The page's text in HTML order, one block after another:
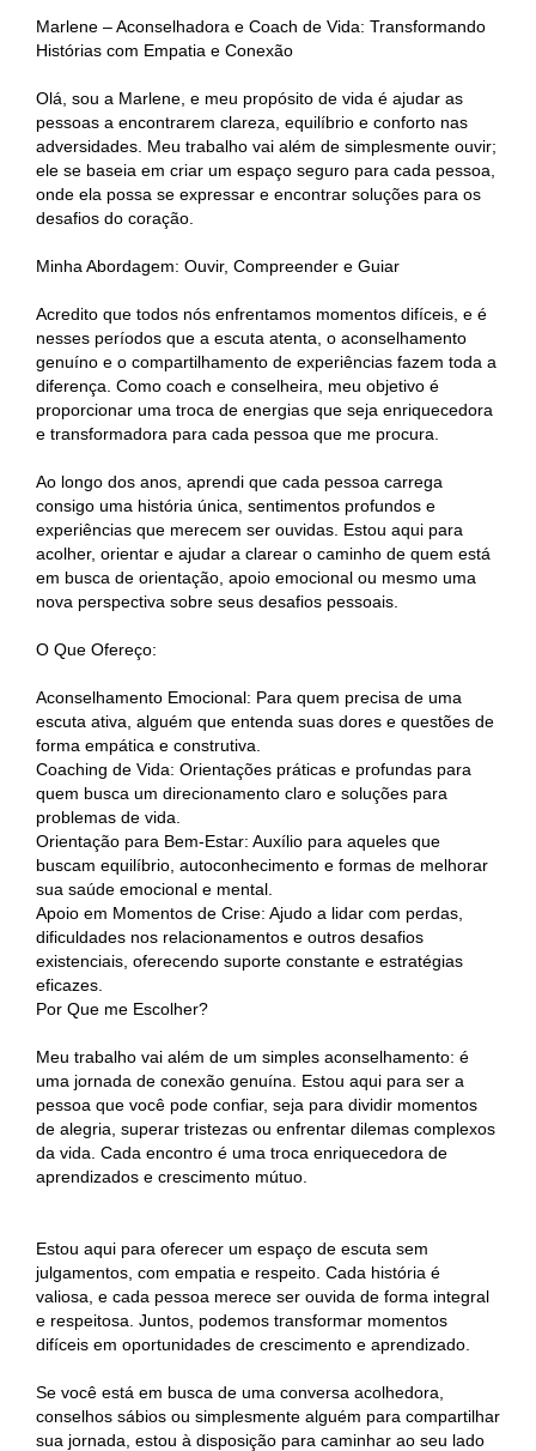
Marlene – Aconselhadora e Coach de Vida: Transformando
Histórias com Empatia e Conexão
Olá, sou a Marlene, e meu propósito de vida é ajudar as
pessoas a encontrarem clareza, equilíbrio e conforto nas
adversidades. Meu trabalho vai além de simplesmente ouvir;
ele se baseia em criar um espaço seguro para cada pessoa,
onde ela possa se expressar e encontrar soluções para os
desafios do coração.
Minha Abordagem: Ouvir, Compreender e Guiar
Acredito que todos nós enfrentamos momentos difíceis, e é
nesses períodos que a escuta atenta, o aconselhamento
genuíno e o compartilhamento de experiências fazem toda a
diferença. Como coach e conselheira, meu objetivo é
proporcionar uma troca de energias que seja enriquecedora
e transformadora para cada pessoa que me procura.
Ao longo dos anos, aprendi que cada pessoa carrega
consigo uma história única, sentimentos profundos e
experiências que merecem ser ouvidas. Estou aqui para
acolher, orientar e ajudar a clarear o caminho de quem está
em busca de orientação, apoio emocional ou mesmo uma
nova perspectiva sobre seus desafios pessoais.
O Que Ofereço:
Aconselhamento Emocional: Para quem precisa de uma
escuta ativa, alguém que entenda suas dores e questões de
forma empática e construtiva.
Coaching de Vida: Orientações práticas e profundas para
quem busca um direcionamento claro e soluções para
problemas de vida.
Orientação para Bem-Estar: Auxílio para aqueles que
buscam equilíbrio, autoconhecimento e formas de melhorar
sua saúde emocional e mental.
Apoio em Momentos de Crise: Ajudo a lidar com perdas,
dificuldades nos relacionamentos e outros desafios
existenciais, oferecendo suporte constante e estratégias
eficazes.
Por Que me Escolher?
Meu trabalho vai além de um simples aconselhamento: é
uma jornada de conexão genuína. Estou aqui para ser a
pessoa que você pode confiar, seja para dividir momentos
de alegria, superar tristezas ou enfrentar dilemas complexos
da vida. Cada encontro é uma troca enriquecedora de
aprendizados e crescimento mútuo.
Estou aqui para oferecer um espaço de escuta sem
julgamentos, com empatia e respeito. Cada história é
valiosa, e cada pessoa merece ser ouvida de forma integral
e respeitosa. Juntos, podemos transformar momentos
difíceis em oportunidades de crescimento e aprendizado.
Se você está em busca de uma conversa acolhedora,
conselhos sábios ou simplesmente alguém para compartilhar
sua jornada, estou à disposição para caminhar ao seu lado